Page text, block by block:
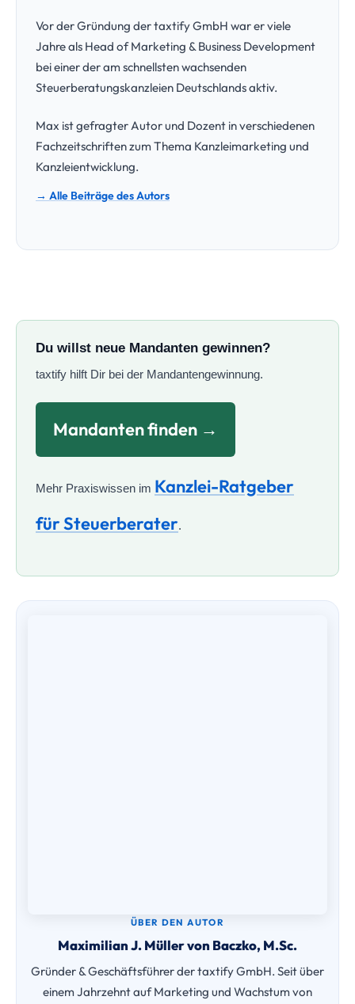
Vor der Gründung der taxtify GmbH war er viele
Jahre als Head of Marketing & Business Development
bei einer der am schnellsten wachsenden
Steuerberatungskanzleien Deutschlands aktiv.
Max ist gefragter Autor und Dozent in verschiedenen
Fachzeitschriften zum Thema Kanzleimarketing und
Kanzleientwicklung.
→ Alle Beiträge des Autors
Du willst neue Mandanten gewinnen?
taxtify hilft Dir bei der Mandantengewinnung.
Mandanten finden →
Mehr Praxiswissen im Kanzlei-Ratgeber
für Steuerberater.
ÜBER DEN AUTOR
Maximilian J. Müller von Baczko, M.Sc.
Gründer & Geschäftsführer der taxtify GmbH. Seit über
einem Jahrzehnt auf Marketing und Wachstum von